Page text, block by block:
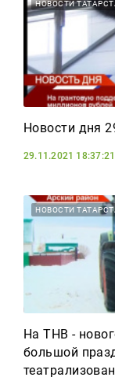
Реклама
Для связи
+7 (843) 570−50−00
reception@tnvtv.ru
НОВОСТИ
Новости дня
29.11.2021 18:37:21
НОВОСТИ
На ТНВ -
большой